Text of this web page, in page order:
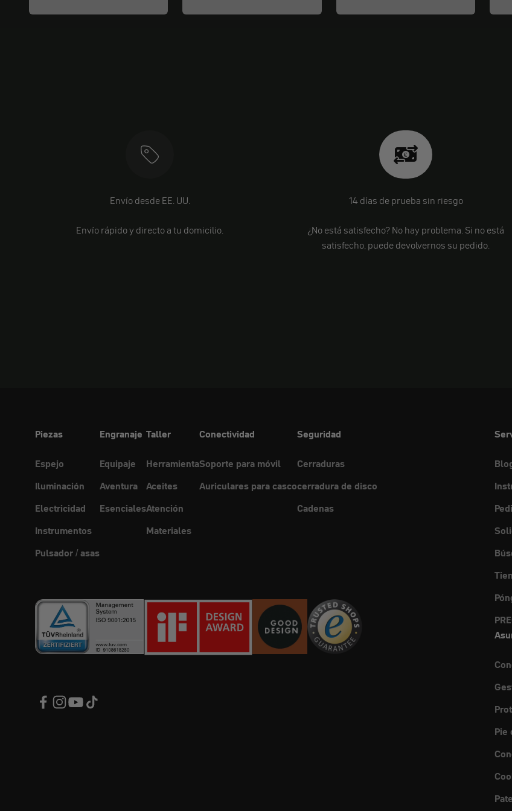
Envío desde EE. UU.
Envío rápido y directo a tu domicilio.
14 días de prueba sin riesgo
¿No está satisfecho? No hay problema. Si no está
satisfecho, puede devolvernos su pedido.
Piezas
Espejo
Iluminación
Electricidad
Instrumentos
Pulsador / asas
Engranaje
Equipaje
Aventura
Esenciales
Taller
Herramienta
Aceites
Atención
Materiales
Conectividad
Soporte para móvil
Auriculares para casco
Seguridad
Cerraduras
cerradura de disco
Cadenas
Pie